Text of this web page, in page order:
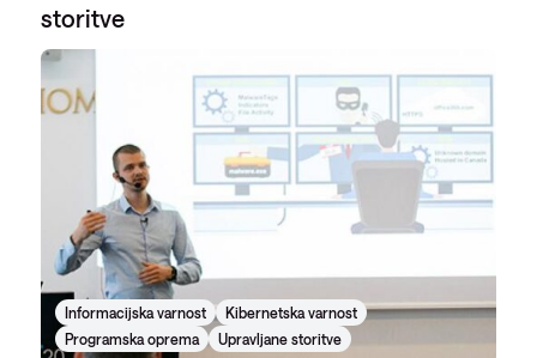
storitve
Informacijska varnost
Kibernetska varnost
Programska oprema
Upravljane storitve